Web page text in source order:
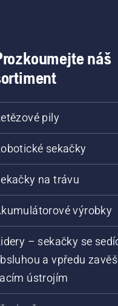
náš
pily
sekačky
na trávu
výrobky
– sekačky se
a vpředu
ústrojím